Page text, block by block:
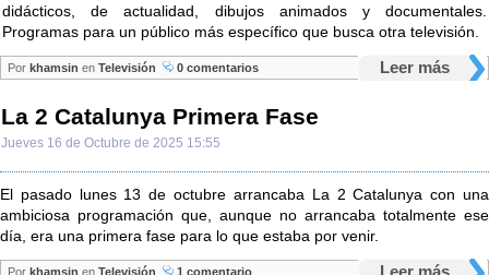
didácticos, de actualidad, dibujos animados y documentales.
Programas para un público más específico que busca otra televisión.
Leer más
Por khamsin en Televisión 0 comentarios
La 2 Catalunya Primera Fase
Jueves 16 de Octubre de 2025 15:55
El pasado lunes 13 de octubre arrancaba La 2 Catalunya con una
ambiciosa programación que, aunque no arrancaba totalmente ese
día, era una primera fase para lo que estaba por venir.
Leer más
Por khamsin en Televisión 1 comentario